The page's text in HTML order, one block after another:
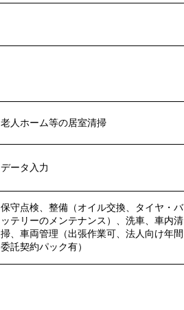
老人ホーム等の居室清掃
データ入力
保守点検、整備（オイル交換、タイヤ・バ
ッテリーのメンテナンス）、洗車、車内清
掃、車両管理（出張作業可、法人向け年間
委託契約パック有）